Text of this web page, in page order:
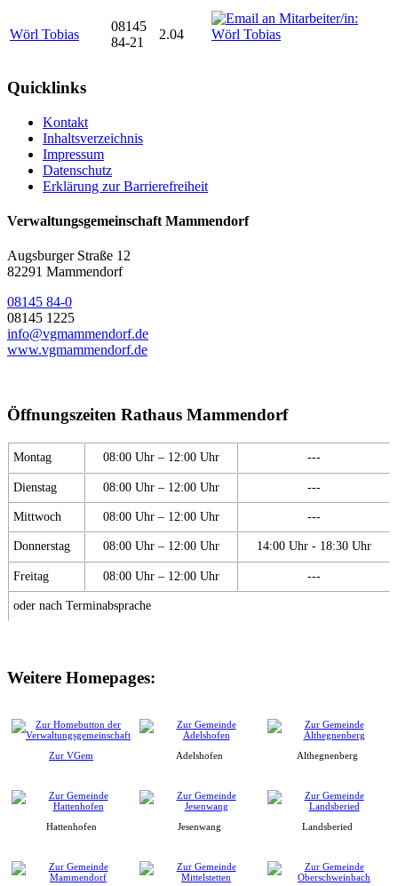
Wörl Tobias
08145
84-21
2.04
Quicklinks
Kontakt
Inhaltsverzeichnis
Impressum
Datenschutz
Erklärung zur Barrierefreiheit
Verwaltungsgemeinschaft Mammendorf
Augsburger Straße 12
82291 Mammendorf
08145 84-0
08145 1225
info@vgmammendorf.de
www.vgmammendorf.de
Öffnungszeiten Rathaus Mammendorf
Montag 08:00 Uhr – 12:00 Uhr ---
Dienstag 08:00 Uhr – 12:00 Uhr ---
Mittwoch 08:00 Uhr – 12:00 Uhr ---
Donnerstag 08:00 Uhr – 12:00 Uhr 14:00 Uhr - 18:30 Uhr
Freitag 08:00 Uhr – 12:00 Uhr ---
oder nach Terminabsprache
Weitere Homepages:
Zur VGem Adelshofen Althegnenberg
Hattenhofen Jesenwang Landsberied